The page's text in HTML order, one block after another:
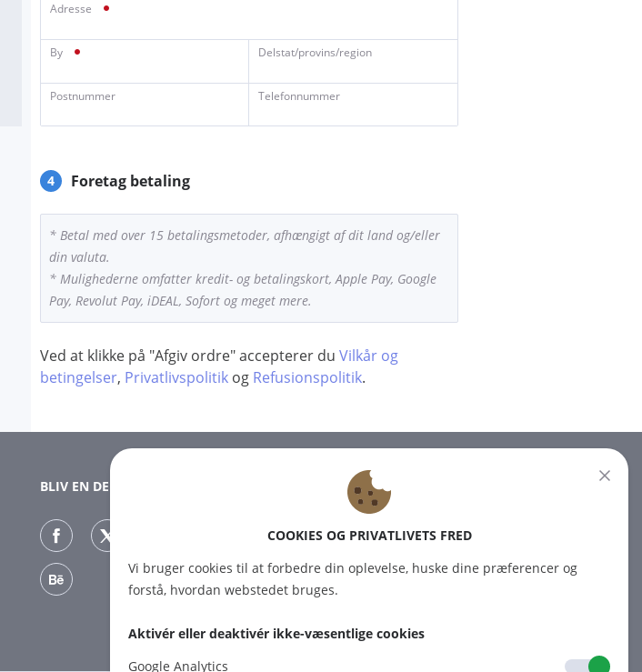
Adresse
By Delstat/provins/region
Postnummer Telefonnummer
4 Foretag betaling
* Betal med over 15 betalingsmetoder, afhængigt af dit land og/eller
din valuta.
* Mulighederne omfatter kredit- og betalingskort, Apple Pay, Google
Pay, Revolut Pay, iDEAL, Sofort og meget mere.
Ved at klikke på "Afgiv ordre" accepterer du Vilkår og
betingelser, Privatlivspolitik og Refusionspolitik.
BLIV EN DEL AF OS
Tilmeld dig vores nyhedsbrev
COOKIES OG PRIVATLIVETS FRED
Vi bruger cookies til at forbedre din oplevelse, huske dine præferencer og
forstå, hvordan webstedet bruges.
Aktivér eller deaktivér ikke-væsentlige cookies
Google Analytics